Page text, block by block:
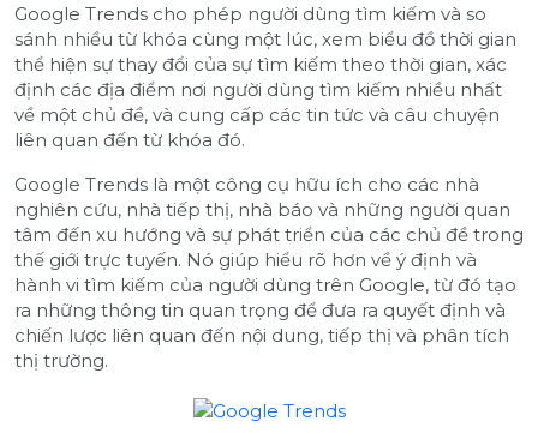
Google Trends cho phép người dùng tìm kiếm và so
sánh nhiều từ khóa cùng một lúc, xem biểu đồ thời gian
thể hiện sự thay đổi của sự tìm kiếm theo thời gian, xác
định các địa điểm nơi người dùng tìm kiếm nhiều nhất
về một chủ đề, và cung cấp các tin tức và câu chuyện
liên quan đến từ khóa đó.
Google Trends là một công cụ hữu ích cho các nhà
nghiên cứu, nhà tiếp thị, nhà báo và những người quan
tâm đến xu hướng và sự phát triển của các chủ đề trong
thế giới trực tuyến. Nó giúp hiểu rõ hơn về ý định và
hành vi tìm kiếm của người dùng trên Google, từ đó tạo
ra những thông tin quan trọng để đưa ra quyết định và
chiến lược liên quan đến nội dung, tiếp thị và phân tích
thị trường.